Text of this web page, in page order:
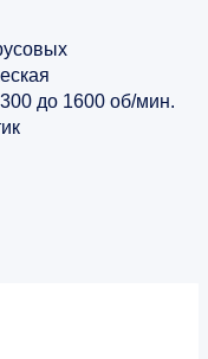
до 1600 об/мин.